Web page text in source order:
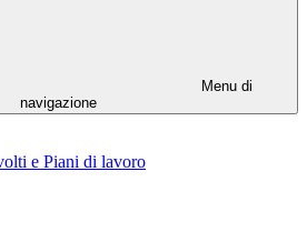
Menu di
navigazione
e Piani di lavoro